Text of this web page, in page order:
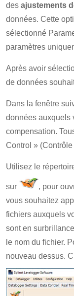
des ajustements
données. Cette
sélectionné
paramètres
Après avoir
de données
Dans la fenêtre
données auxquels
compensation.
Control »
Utilisez le
sur
, pour
vous souhaitez
fichiers auxquels
sont en
le nom du fichier.
nouveau dessus.